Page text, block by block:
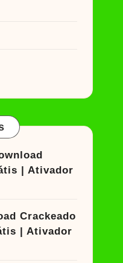
| Ativador
Crackeado
| Ativador